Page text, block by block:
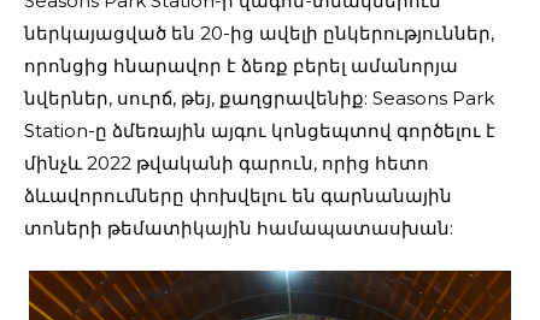
ներկայացված են 20-ից ավելի ընկերություններ,
որոնցից հնարավոր է ձեռք բերել ամանորյա
նվերներ, սուրճ, թեյ, քաղցրավենիք: Seasons Park
Station-ը ձմեռային այգու կոնցեպտով գործելու է
մինչև 2022 թվականի գարուն, որից հետո
ձևավորումները փոխվելու են գարնանային
տոների թեմատիկային համապատասխան: